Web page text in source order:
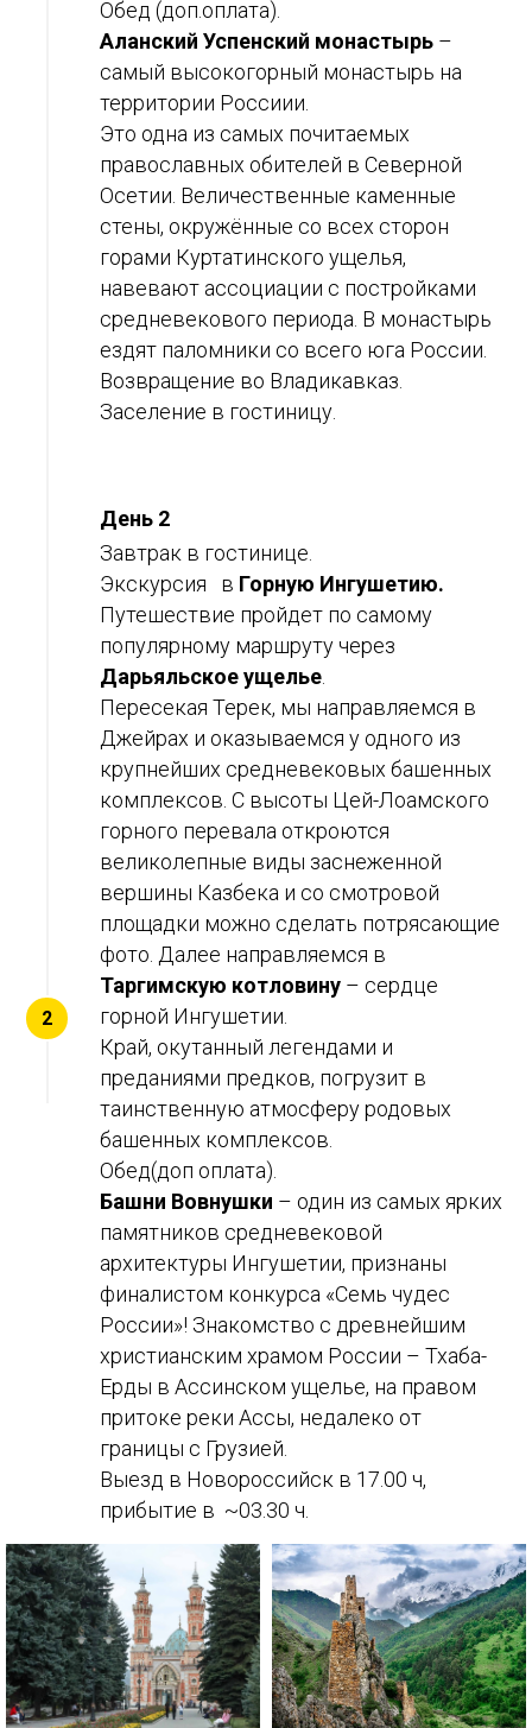
Обед (доп.оплата).
Аланский Успенский монастырь –
самый высокогорный монастырь на
территории Россиии.
Это одна из самых почитаемых
православных обителей в Северной
Осетии. Величественные каменные
стены, окружённые со всех сторон
горами Куртатинского ущелья,
навевают ассоциации с постройками
средневекового периода. В монастырь
ездят паломники со всего юга России.
Возвращение во Владикавказ.
Заселение в гостиницу.
День 2
Завтрак в гостинице.
Экскурсия в Горную Ингушетию.
Путешествие пройдет по самому
популярному маршруту через
Дарьяльское ущелье
Пересекая Терек, мы направляемся в
Джейрах и оказываемся у одного из
крупнейших средневековых башенных
комплексов. С высоты Цей-Лоамского
горного перевала откроются
великолепные виды заснеженной
вершины Казбека и со смотровой
площадки можно сделать потрясающие
фото. Далее направляемся в
Таргимскую котловину – сердце
горной Ингушетии.
Край, окутанный легендами и
преданиями предков, погрузит в
таинственную атмосферу родовых
башенных комплексов.
Обед(доп оплата).
Башни Вовнушки – один из самых ярких
памятников средневековой
архитектуры Ингушетии, признаны
финалистом конкурса «Семь чудес
России»! Знакомство с древнейшим
христианским храмом России – Тхаба-
Ерды в Ассинском ущелье, на правом
притоке реки Ассы, недалеко от
границы с Грузией.
Выезд в Новороссийск в 17.00 ч,
прибытие в ~03.30 ч.